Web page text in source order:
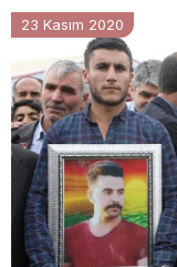
23 Kasım 2020